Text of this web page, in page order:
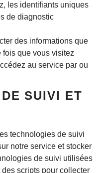
les identifiants uniques
de diagnostic
des informations que
que vous visitez
au service par ou
SUIVI ET
technologies de suivi
notre service et stocker
de suivi utilisées
scripts pour collecter